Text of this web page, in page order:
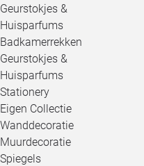
Geurstokjes &
Huisparfums
Badkamerrekken
Geurstokjes &
Huisparfums
Stationery
Eigen Collectie
Wanddecoratie
Muurdecoratie
Spiegels